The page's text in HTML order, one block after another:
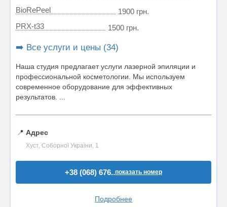
BioRePeel
1900 грн.
PRX-t33
1500 грн.
➡️ Все услуги и цены (34)
Наша студия предлагает услуги лазерной эпиляции и
профессиональной косметологии. Мы используем
современное оборудование для эффективных
результатов. ...
📍 Адрес
Хуст, Соборної України, 1
+38 (068) 676..показать номер
Подробнее